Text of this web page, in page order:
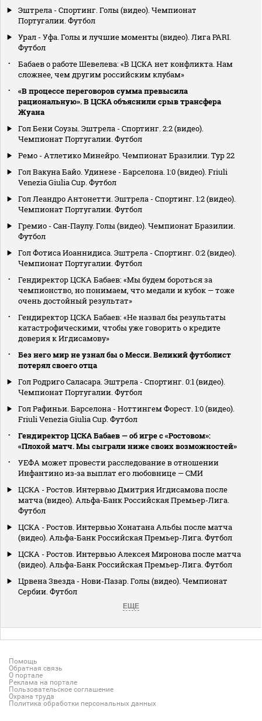
Эштрела - Спортинг. Голы (видео). Чемпионат
Португалии. Футбол
Урал - Уфа. Голы и лучшие моменты (видео). Лига PARI.
Футбол
Бабаев о работе Шевелева: «В ЦСКА нет конфликта. Нам
сложнее, чем другим российским клубам»
«В процессе переговоров сумма превысила
рациональную». В ЦСКА объяснили срыв трансфера
Жуана
Гол Бени Соузы. Эштрела - Спортинг. 2:2 (видео).
Чемпионат Португалии. Футбол
Ремо - Атлетико Минейро. Чемпионат Бразилии. Тур 22
Гол Вакуна Байо. Удинезе - Барселона. 1:0 (видео). Friuli
Venezia Giulia Cup. Футбол
Гол Леандро Антонетти. Эштрела - Спортинг. 1:2 (видео).
Чемпионат Португалии. Футбол
Гремио - Сан-Паулу. Голы (видео). Чемпионат Бразилии.
Футбол
Гол Фотиса Иоаннидиса. Эштрела - Спортинг. 0:2 (видео).
Чемпионат Португалии. Футбол
Гендиректор ЦСКА Бабаев: «Мы будем бороться за
чемпионство, но понимаем, что медали и кубок — тоже
очень достойный результат»
Гендиректор ЦСКА Бабаев: «Не назвал бы результаты
катастрофическими, чтобы уже говорить о кредите
доверия к Игдисамову»
Без него мир не узнал бы о Месси. Великий футболист
потерял своего отца
Гол Родриго Саласара. Эштрела - Спортинг. 0:1 (видео).
Чемпионат Португалии. Футбол
Гол Рафиньи. Барселона - Ноттингем Форест. 1:0 (видео).
Friuli Venezia Giulia Cup. Футбол
Гендиректор ЦСКА Бабаев — об игре с «Ростовом»:
«Плохой матч. Мы сыграли ниже своих возможностей»
УЕФА может провести расследование в отношении
Инфантино из‑за выплат его любовнице — СМИ
ЦСКА - Ростов. Интервью Дмитрия Игдисамова после
матча (видео). Альфа-Банк Российская Премьер-Лига.
Футбол
ЦСКА - Ростов. Интервью Хонатана Альбы после матча
(видео). Альфа-Банк Российская Премьер-Лига. Футбол
ЦСКА - Ростов. Интервью Алексея Миронова после матча
(видео). Альфа-Банк Российская Премьер-Лига. Футбол
Црвена Звезда - Нови-Пазар. Голы (видео). Чемпионат
Сербии. Футбол
ЕЩЕ
Помощь
Обратная связь
О портале
Реклама на портале
Пользовательское соглашение
Охрана труда
Политика обработки персональных данных